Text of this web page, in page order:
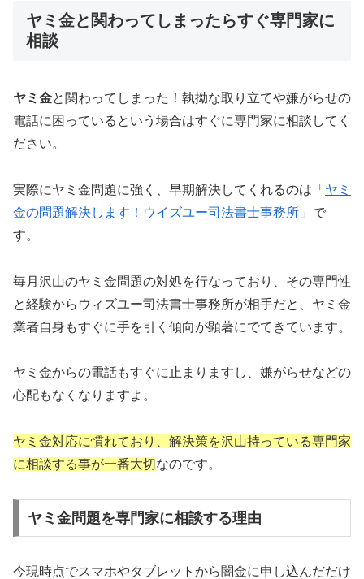
ヤミ金と関わってしまったらすぐ専門家に
相談
ヤミ金と関わってしまった！執拗な取り立てや嫌がらせの
電話に困っているという場合はすぐに専門家に相談してく
ださい。
実際にヤミ金問題に強く、早期解決してくれるのは「 ヤミ
金の問題解決します！ウイズユー司法書士事務所 」で
す。
毎月沢山のヤミ金問題の対処を行なっており、その専門性
と経験からウィズユー司法書士事務所が相手だと、ヤミ金
業者自身もすぐに手を引く傾向が顕著にでてきています。
ヤミ金からの電話もすぐに止まりますし、嫌がらせなどの
心配もなくなりますよ。
ヤミ金対応に慣れており、解決策を沢山持っている専門家
に相談する事が一番大切なのです。
ヤミ金問題を専門家に相談する理由
今現時点でスマホやタブレットから闇金に申し込んだだけ